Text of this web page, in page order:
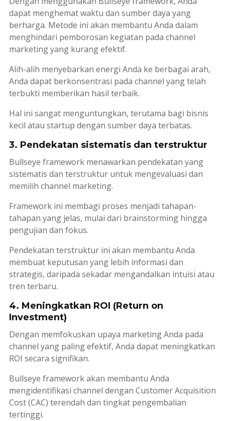
dapat menghemat waktu dan sumber daya yang
berharga. Metode ini akan membantu Anda dalam
menghindari pemborosan kegiatan pada channel
marketingyang kurang efektif.
Alih-alih menyebarkan energi Anda ke berbagai arah,
Anda dapat berkonsentrasi pada channel yang telah
terbukti memberikan hasil terbaik.
Hal ini sangat menguntungkan, terutama bagi bisnis
kecil atau startup dengan sumber daya terbatas.
3. Pendekatan sistematis dan terstruktur
Bullseye frameworkmenawarkan pendekatan yang
sistematis dan terstruktur untuk mengevaluasi dan
memilih channel marketing.
Frameworkini membagi proses menjadi tahapan-
tahapan yang jelas, mulai dari brainstorminghingga
pengujian dan fokus.
Pendekatan terstruktur ini akan membantu Anda
membuat keputusan yang lebih informasi dan
strategis, daripada sekadar mengandalkan intuisi atau
tren terbaru.
4. Meningkatkan ROI (Return on
Investment)
Dengan memfokuskan upaya marketingAnda pada
channel yang paling efektif, Anda dapat meningkatkan
ROI secara signifikan.
Bullseye frameworkakan membantu Anda
mengidentifikasi channel dengan Customer Acquisition
Cost(CAC) terendah dan tingkat pengembalian
tertinggi.